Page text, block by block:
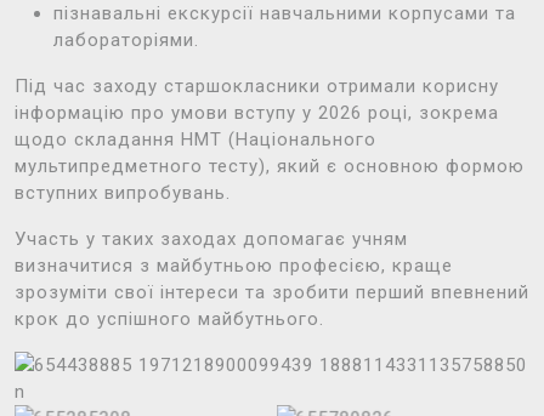
пізнавальні екскурсії навчальними корпусами та
лабораторіями.
Під час заходу старшокласники отримали корисну
інформацію про умови вступу у 2026 році, зокрема
щодо складання НМТ (Національного
мультипредметного тесту), який є основною формою
вступних випробувань.
Участь у таких заходах допомагає учням
визначитися з майбутньою професією, краще
зрозуміти свої інтереси та зробити перший впевнений
крок до успішного майбутнього.